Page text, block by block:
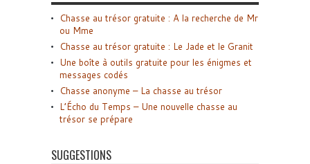
Chasse au trésor gratuite : A la recherche de Mr
ou Mme
Chasse au trésor gratuite : Le Jade et le Granit
Une boîte à outils gratuite pour les énigmes et
messages codés
Chasse anonyme – La chasse au trésor
L’Écho du Temps – Une nouvelle chasse au
trésor se prépare
SUGGESTIONS